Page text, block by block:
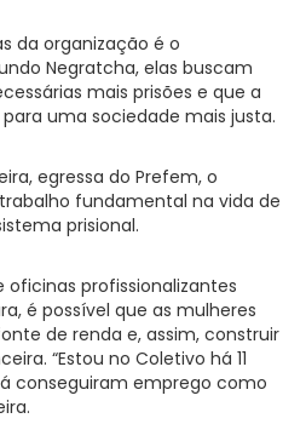
da organização é o
Negratcha, elas buscam
mais prisões e que a
uma sociedade mais justa.
egressa do Prefem, o
fundamental na vida de
prisional.
oficinas profissionalizantes
é possível que as mulheres
de renda e, assim, construir
“Estou no Coletivo há 11
conseguiram emprego como